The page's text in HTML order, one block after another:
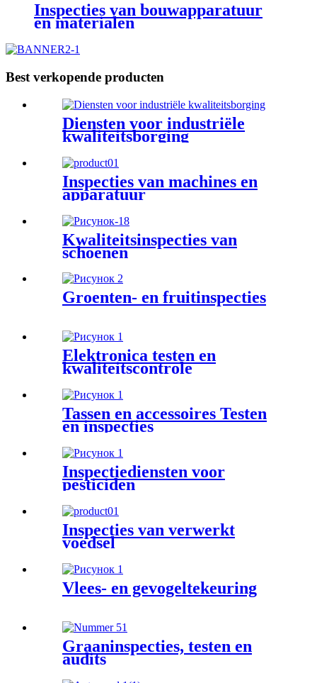
Inspecties van bouwapparatuur
en materialen
Best verkopende producten
Diensten voor industriële
kwaliteitsborging
Inspecties van machines en
apparatuur
Kwaliteitsinspecties van
schoenen
Groenten- en fruitinspecties
Elektronica testen en
kwaliteitscontrole
Tassen en accessoires Testen
en inspecties
Inspectiediensten voor
pesticiden
Inspecties van verwerkt
voedsel
Vlees- en gevogeltekeuring
Graaninspecties, testen en
audits